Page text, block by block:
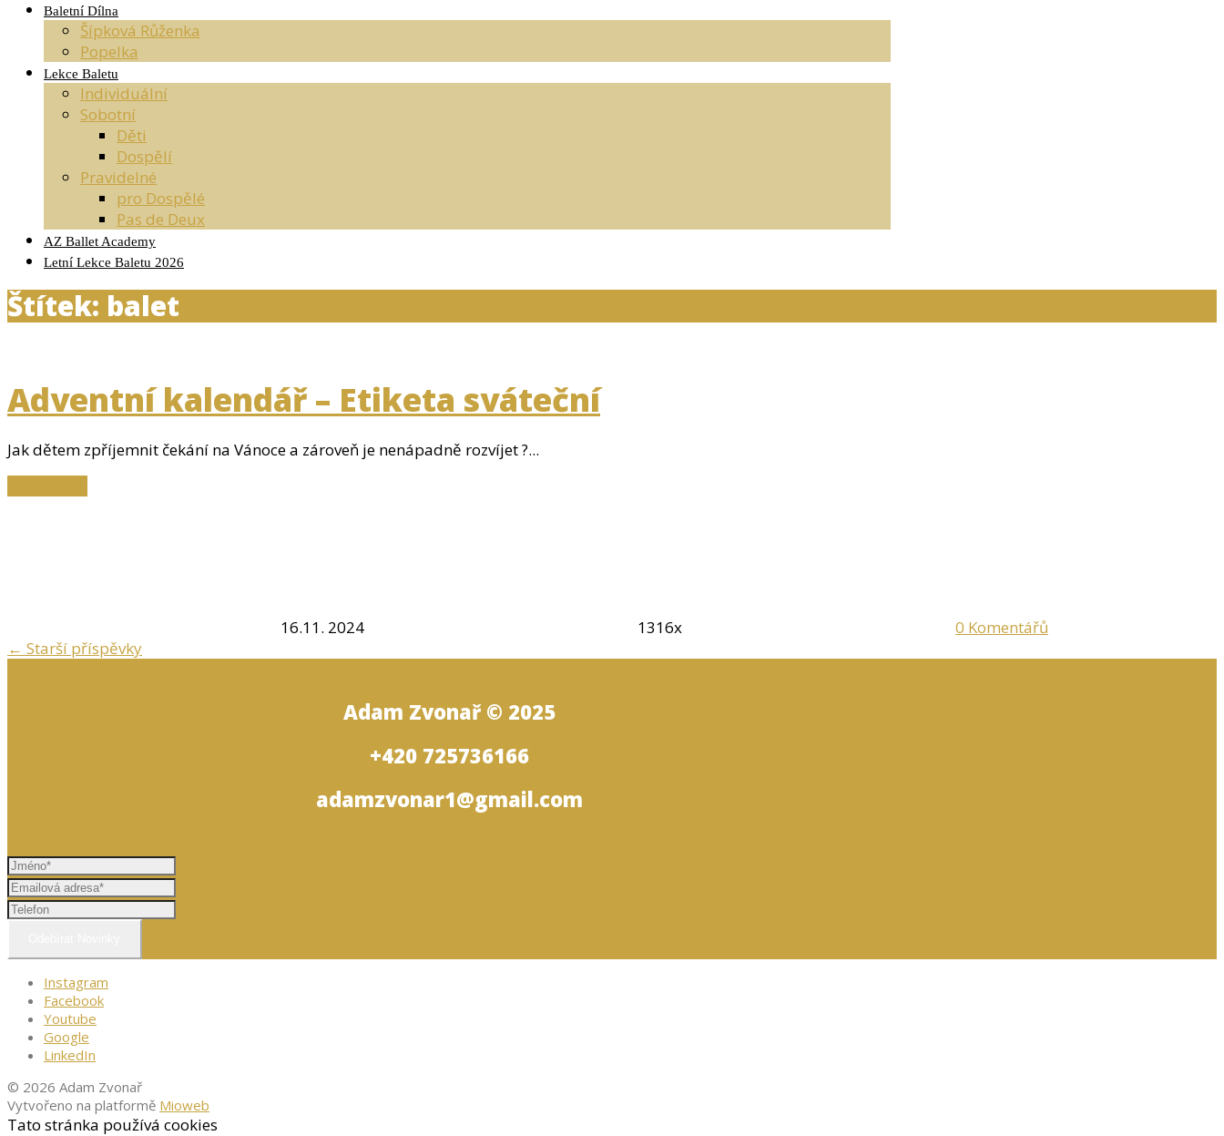
Baletní Dílna
Šípková Růženka
Popelka
Lekce Baletu
Individuální
Sobotní
Děti
Dospělí
Pravidelné
pro Dospělé
Pas de Deux
AZ Ballet Academy
Letní Lekce Baletu 2026
Štítek: balet
Adventní kalendář – Etiketa sváteční
Jak dětem zpříjemnit čekání na Vánoce a zároveň je nenápadně rozvíjet ?...
16.11. 2024 1316x 0 Komentářů
← Starší příspěvky
Adam Zvonař © 2025
+420 725736166
adamzvonar1@gmail.com
Instagram
Facebook
Youtube
Google
LinkedIn
© 2026 Adam Zvonař
Vytvořeno na platformě Mioweb
Tato stránka používá cookies